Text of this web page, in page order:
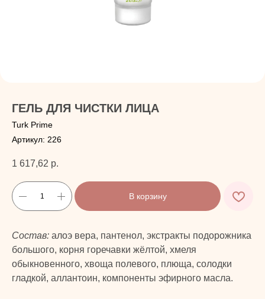
ГЕЛЬ ДЛЯ ЧИСТКИ ЛИЦА
Turk Prime
Артикул: 226
1 617,62 р.
В корзину
Состав: алоэ вера, пантенол, экстракты подорожника
большого, корня горечавки жёлтой, хмеля
обыкновенного, хвоща полевого, плюща, солодки
гладкой, аллантоин, компоненты эфирного масла.